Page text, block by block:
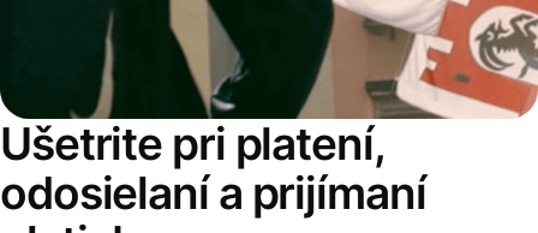
Ušetrite pri platení,
odosielaní a prijímaní